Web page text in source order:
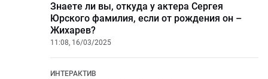
Знаете ли вы, откуда у актера Сергея
Юрского фамилия, если от рождения он –
Жихарев?
11:08, 16/03/2025
ИНТЕРАКТИВ